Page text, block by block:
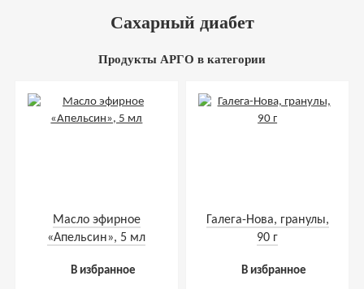
Сахарный диабет
Продукты АРГО в категории
Масло эфирное
«Апельсин», 5 мл
В избранное
Галега-Нова, гранулы,
90 г
В избранное